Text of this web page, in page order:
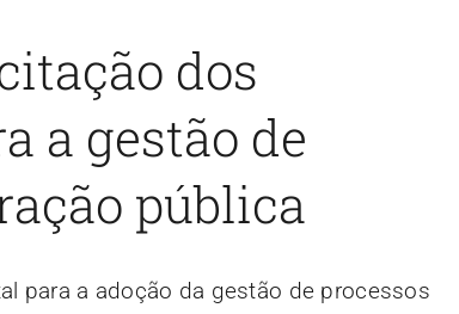
dos
a gestão de
pública
para a adoção da gestão de processos